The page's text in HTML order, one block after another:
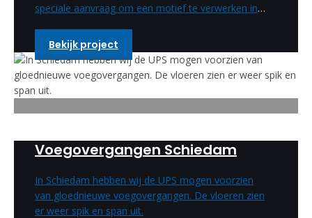
speciale aanvraag om een motief te verwerken in
uitgevoerd en is een enorm mooi resultaat
geworden.
Bekijk project
Voegovergangen Schiedam
In Schiedam hebben wij de UPS mogen voorzien
van gloednieuwe voegovergangen. De vloeren zien
er weer spik en span uit.